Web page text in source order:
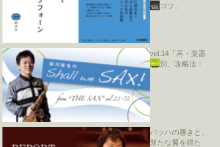
コツ」
vol.14「再・楽器
別、攻略法！
バッハの響きと、
新たな翼を得た